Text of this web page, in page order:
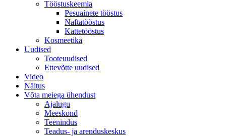
Tööstuskeemia
Pesuainete tööstus
Naftatööstus
Kattetööstus
Kosmeetika
Uudised
Tooteuudised
Ettevõtte uudised
Video
Näitus
Võta meiega ühendust
Ajalugu
Meeskond
Teenindus
Teadus- ja arenduskeskus